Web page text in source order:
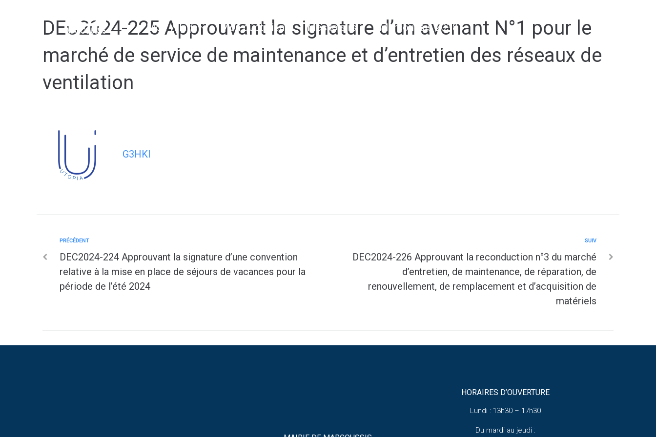
Mon village Mon quotidien Mes loisirs Marcoussis 2038
DEC2024-225 Approuvant la signature d’un avenant N°1 pour le
marché de service de maintenance et d’entretien des réseaux de
ventilation
G3HKI
PRÉCÉDENT
DEC2024-224 Approuvant la signature d’une convention
relative à la mise en place de séjours de vacances pour la
période de l’été 2024
SUIV
DEC2024-226 Approuvant la reconduction n°3 du marché
d’entretien, de maintenance, de réparation, de
renouvellement, de remplacement et d’acquisition de
matériels
HORAIRES D’OUVERTURE
Lundi : 13h30 – 17h30
Du mardi au jeudi :